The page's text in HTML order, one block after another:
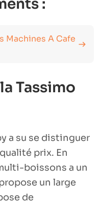
:
Machines A Cafe
Tassimo
a su se distinguer
prix. En
boissons a un
un large
de